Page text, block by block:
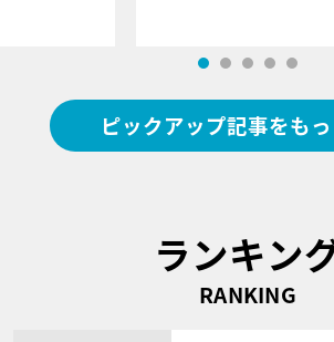
ピックアップ記事をも
ランキン
RANKING